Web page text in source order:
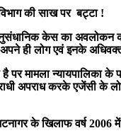
की साख पर बट्टा !
केस का अवलोकन
ही लोग एवं इनके
मामला न्यायपालिका
अपराध करके एजेंसी
के खिलाफ वर्ष